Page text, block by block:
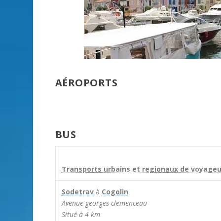
AÉROPORTS
BUS
Transports urbains et regionaux de
Sodetravà Cogolin
Avenue georges clemenceau
Situé à 4 km